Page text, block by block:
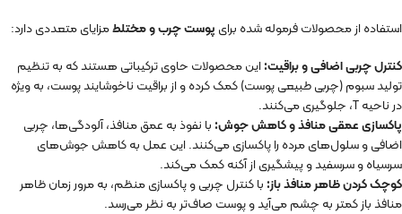
استفاده از محصولات فرموله شده برای پوست چرب و مختلطمزایای متعددی دارد:
کنترل چربی اضافی و براقیت:این محصولات حاوی ترکیباتی هستند که به تنظیم
تولید سبوم (چربی طبیعی پوست) کمک کرده و از براقیت ناخوشایند پوست، به ویژه
در ناحیه T، جلوگیری می‌کنند.
پاکسازی عمقی منافذ و کاهش جوش: با نفوذ به عمق منافذ، آلودگی‌ها، چربی
اضافی و سلول‌های مرده را پاکسازی می‌کنند. این عمل به کاهش جوش‌های
سرسیاه و سرسفید و پیشگیری از آکنه کمک می‌کند.
کوچک کردن ظاهر منافذ باز: با کنترل چربی و پاکسازی منظم، به مرور زمان ظاهر
منافذ باز کمتر به چشم می‌آید و پوست صاف‌تر به نظر می‌رسد.